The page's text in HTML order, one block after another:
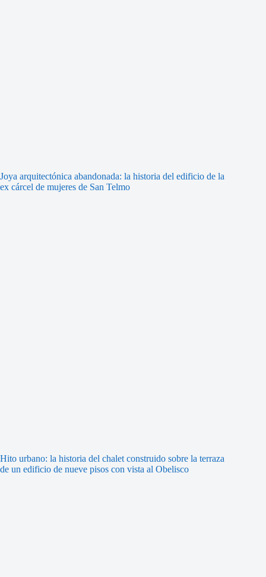
Joya arquitectónica abandonada: la historia del edificio de la
ex cárcel de mujeres de San Telmo
Hito urbano: la historia del chalet construido sobre la terraza
de un edificio de nueve pisos con vista al Obelisco